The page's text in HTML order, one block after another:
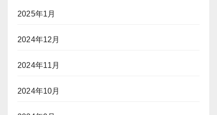
2025年1月
2024年12月
2024年11月
2024年10月